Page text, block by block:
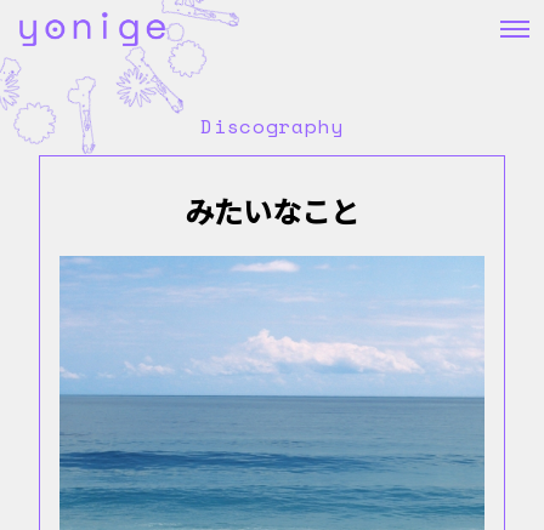
Discography
みたいなこと